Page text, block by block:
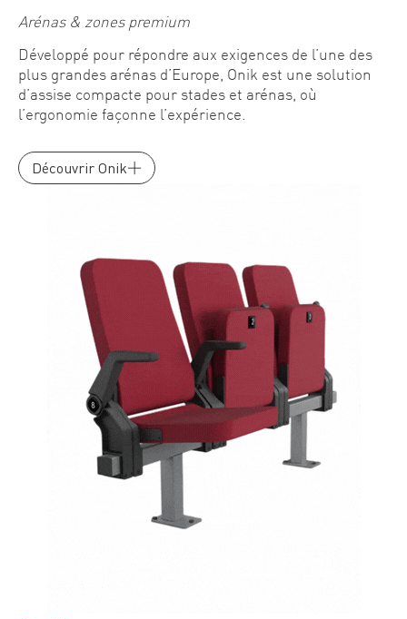
Arénas & zones premium
Développé pour répondre aux exigences de l’une des
plus grandes arénas d’Europe, Onik est une solution
d’assise compacte pour stades et arénas, où
l’ergonomie façonne l’expérience.
Découvrir Onik